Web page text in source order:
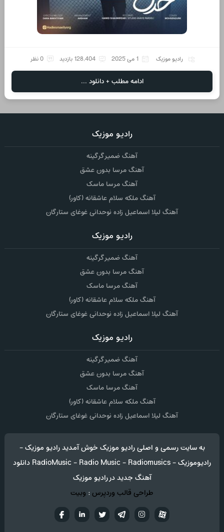
رادیو موزیک 1 می 2025 128,404 بازدید 0 نظر
ادامه مطلب + دانلود ...
رادیو موزیک
آهنگ ضمیر گرگینه
آهنگ مرسا بدون عشق
آهنگ مرسا ماسک
آهنگ ملکه سلام عاشقانه (کاور)
آهنگ لیلا اسماعیل زاده نوحدانی غوغای ستارگان
رادیو موزیک
آهنگ ضمیر گرگینه
آهنگ مرسا بدون عشق
آهنگ مرسا ماسک
آهنگ ملکه سلام عاشقانه (کاور)
آهنگ لیلا اسماعیل زاده نوحدانی غوغای ستارگان
رادیو موزیک
آهنگ ضمیر گرگینه
آهنگ مرسا بدون عشق
آهنگ مرسا ماسک
آهنگ ملکه سلام عاشقانه (کاور)
آهنگ لیلا اسماعیل زاده نوحدانی غوغای ستارگان
به سایت رسمی و اصلی رادیو موزیک خوش آمدید رادیو موزیک -
رادیوموزیک - RadioMusic - Radio Music - Radiomusics دانلود
آهنگ جدید در رادیو موزیک
طراحی قالب وردپرس: وبیت
تويترتلگراماینستاگرام آپارات